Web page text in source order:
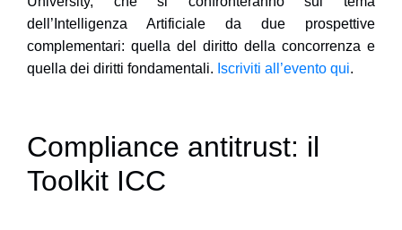
dell’Intelligenza Artificiale da due prospettive
complementari: quella del diritto della concorrenza e
quella dei diritti fondamentali. Iscriviti all’evento qui.
Compliance antitrust: il
Toolkit ICC